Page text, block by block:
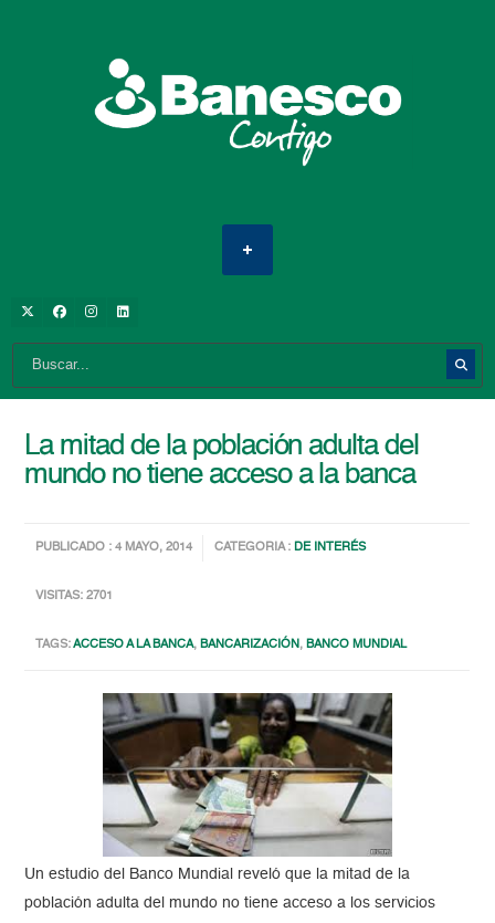
La mitad de la población adulta del
mundo no tiene acceso a la banca
PUBLICADO : 4 MAYO, 2014 CATEGORIA :DE INTERÉS
VISITAS: 2701
TAGS:ACCESO A LA BANCA,BANCARIZACIÓN,BANCO MUNDIAL
Un estudio del Banco Mundial reveló que la mitad de la
población adulta del mundo no tiene acceso a los servicios